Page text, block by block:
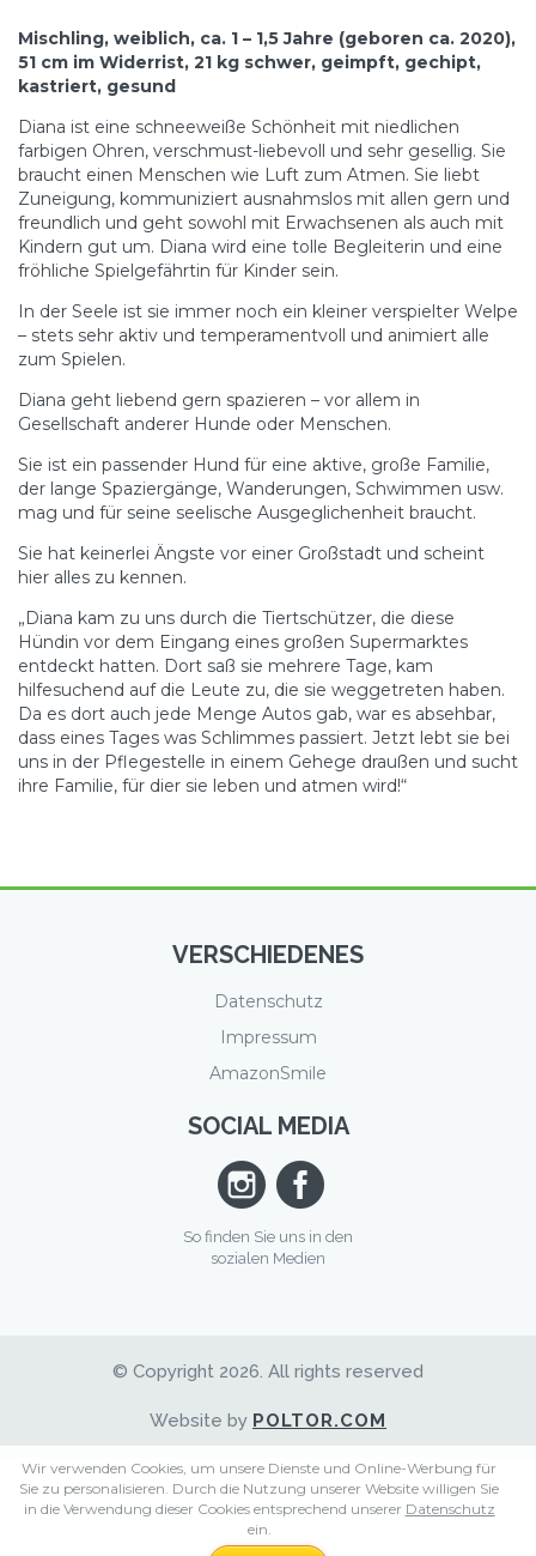
Mischling, weiblich, ca. 1 – 1,5 Jahre (geboren ca. 2020),
51 cm im Widerrist, 21 kg schwer, geimpft, gechipt,
kastriert, gesund
Diana ist eine schneeweiße Schönheit mit niedlichen
farbigen Ohren, verschmust-liebevoll und sehr gesellig. Sie
braucht einen Menschen wie Luft zum Atmen. Sie liebt
Zuneigung, kommuniziert ausnahmslos mit allen gern und
freundlich und geht sowohl mit Erwachsenen als auch mit
Kindern gut um. Diana wird eine tolle Begleiterin und eine
fröhliche Spielgefährtin für Kinder sein.
In der Seele ist sie immer noch ein kleiner verspielter Welpe
– stets sehr aktiv und temperamentvoll und animiert alle
zum Spielen.
Diana geht liebend gern spazieren – vor allem in
Gesellschaft anderer Hunde oder Menschen.
Sie ist ein passender Hund für eine aktive, große Familie,
der lange Spaziergänge, Wanderungen, Schwimmen usw.
mag und für seine seelische Ausgeglichenheit braucht.
Sie hat keinerlei Ängste vor einer Großstadt und scheint
hier alles zu kennen.
„Diana kam zu uns durch die Tiertschützer, die diese
Hündin vor dem Eingang eines großen Supermarktes
entdeckt hatten. Dort saß sie mehrere Tage, kam
hilfesuchend auf die Leute zu, die sie weggetreten haben.
Da es dort auch jede Menge Autos gab, war es absehbar,
dass eines Tages was Schlimmes passiert. Jetzt lebt sie bei
uns in der Pflegestelle in einem Gehege draußen und sucht
ihre Familie, für dier sie leben und atmen wird!“
VERSCHIEDENES
Datenschutz
Impressum
AmazonSmile
SOCIAL MEDIA
So finden Sie uns in den
sozialen Medien
© Copyright 2026. All rights reserved
Website by POLTOR.COM
Wir verwenden Cookies, um unsere Dienste und Online-Werbung für
Sie zu personalisieren. Durch die Nutzung unserer Website willigen Sie
in die Verwendung dieser Cookies entsprechend unserer Datenschutz
ein.